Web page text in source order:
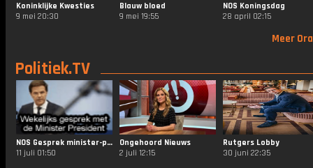
Koninklijke Kwesties
9 mei 20:30
Blauw bloed
9 mei 19:55
NOS Koningsdag
28 april 02:15
Meer
Politiek.TV
NOS Gesprek minister-president
11 juli 01:50
Ongehoord Nieuws
2 juli 12:15
Rutgers Lobby
30 juni 22:35